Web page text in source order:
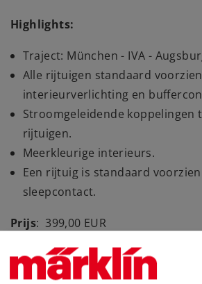
Highlights:
Traject: München - IVA -
Alle rijtuigen standaard voorzien
interieurverlichting en
Stroomgeleidende koppelingen
rijtuigen.
Meerkleurige interieurs.
Een rijtuig is standaard
sleepcontact.
Prijs: 399,00 EUR
Een aanvullende set rijtuigen is
artikelnummer 43779 verkrijgbaar,